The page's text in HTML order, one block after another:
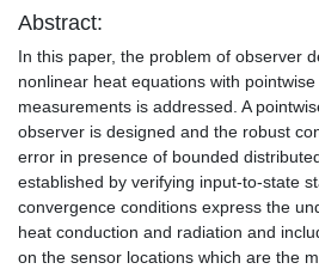
Abstract:
In this paper, the problem of observer
nonlinear heat equations with
measurements is addressed. A
observer is designed and the robust
error in presence of bounded
established by verifying input-to-state
convergence conditions express the
heat conduction and radiation and
on the sensor locations which are the